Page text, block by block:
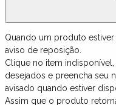
Quando um produto
aviso de reposição.
Clique no item
desejados e preencha seu
avisado quando estiver
Assim que o produto